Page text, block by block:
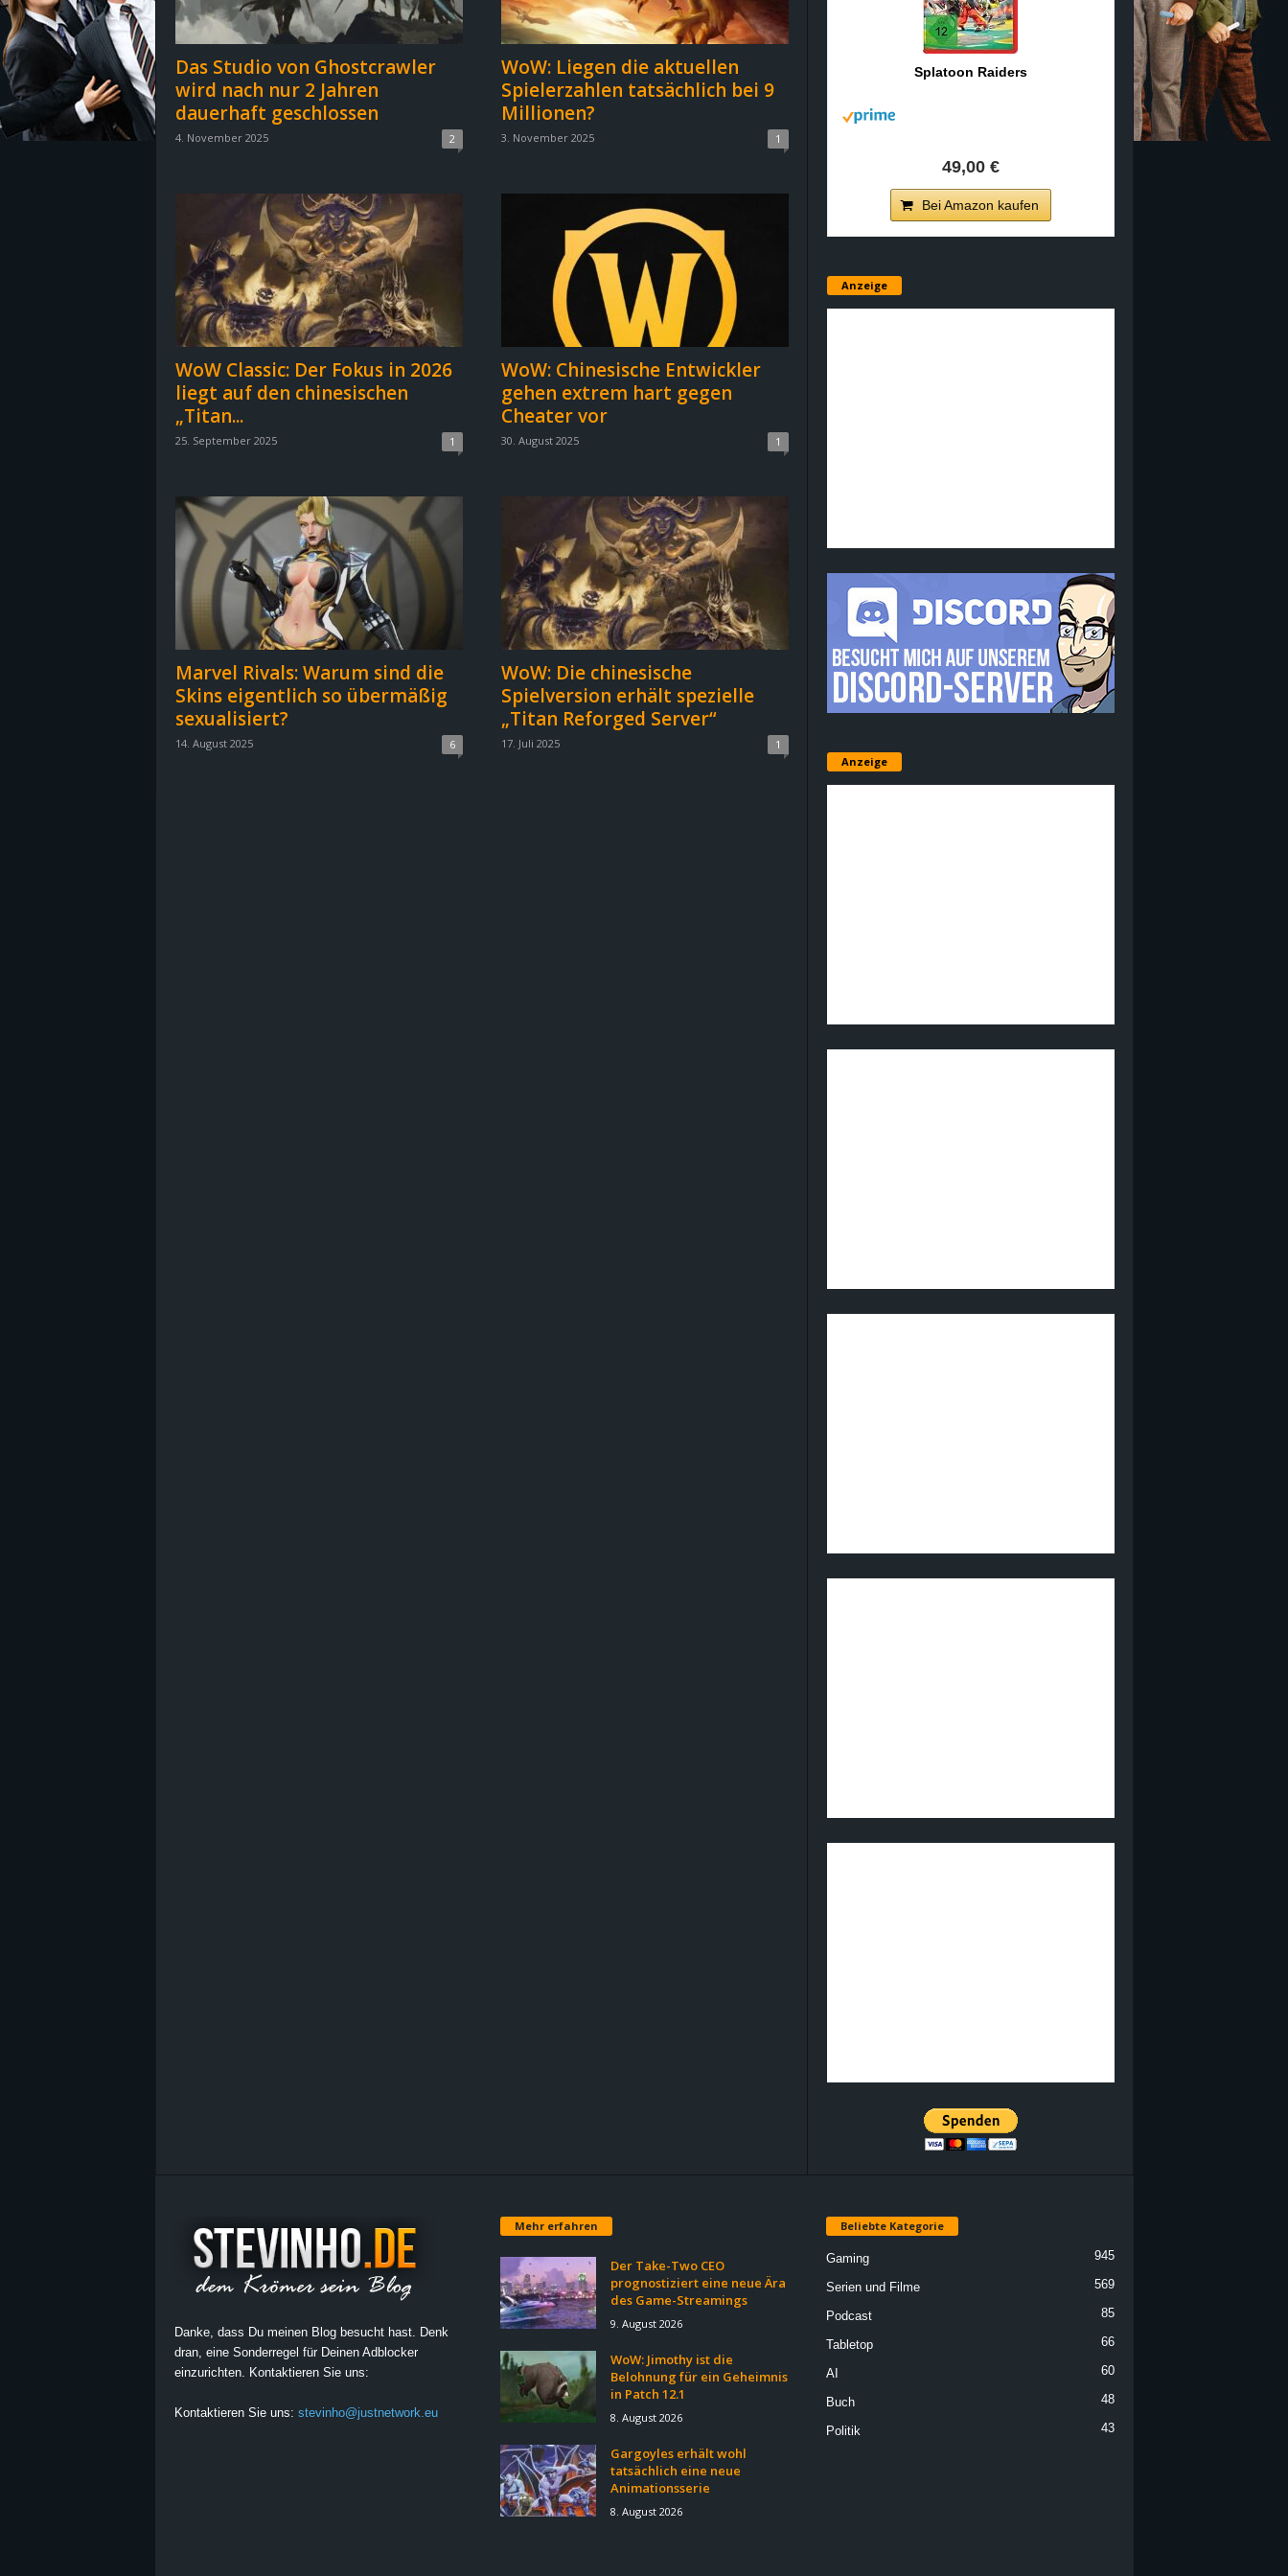
e
i
e
e
o
Das Studio von Ghostcrawler
wird nach nur 2 Jahren
dauerhaft geschlossen
4. November 2025 2
WoW: Liegen die aktuellen
Spielerzahlen tatsächlich bei 9
Millionen?
3. November 2025 1
WoW Classic: Der Fokus in 2026
liegt auf den chinesischen
„Titan...
25. September 2025 1
WoW: Chinesische Entwickler
gehen extrem hart gegen
Cheater vor
30. August 2025 1
Marvel Rivals: Warum sind die
Skins eigentlich so übermäßig
sexualisiert?
14. August 2025 6
WoW: Die chinesische
Spielversion erhält spezielle
„Titan Reforged Server“
17. Juli 2025 1
Splatoon Raiders
49,00 €
Bei Amazon kaufen
Anzeige
Anzeige
Danke, dass Du meinen Blog besucht hast. Denk
dran, eine Sonderregel für Deinen Adblocker
einzurichten. Kontaktieren Sie uns:
Kontaktieren Sie uns: stevinho@justnetwork.eu
Mehr erfahren
Der Take-Two CEO
prognostiziert eine neue Ära
des Game-Streamings
9. August 2026
WoW: Jimothy ist die
Belohnung für ein Geheimnis
in Patch 12.1
8. August 2026
Gargoyles erhält wohl
tatsächlich eine neue
Animationsserie
8. August 2026
Beliebte Kategorie
Gaming 945
Serien und Filme 569
Podcast 85
Tabletop 66
AI 60
Buch 48
Politik 43